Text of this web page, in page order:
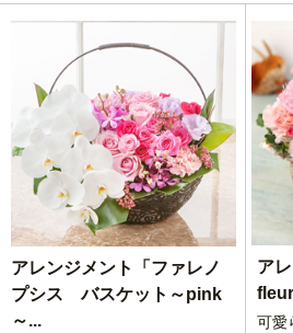
アレンジメント「ファレノ
プシス バスケット～pink
～...
ア
可愛